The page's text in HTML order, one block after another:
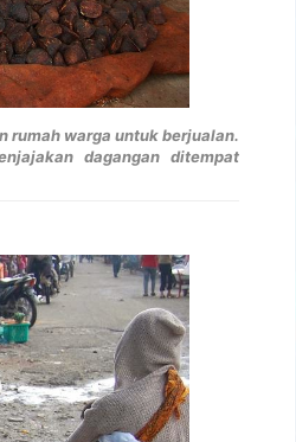
rumah warga untuk berjualan.
dagangan ditempat